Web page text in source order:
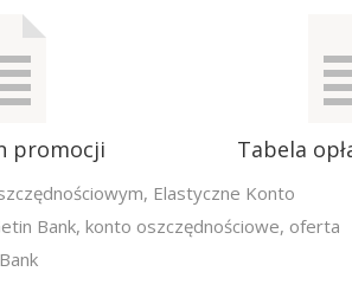
promocji Tabela
, Elastyczne Konto
Bank, konto oszczędnościowe, oferta